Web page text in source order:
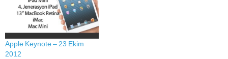
Apple Keynote – 23 Ekim
2012